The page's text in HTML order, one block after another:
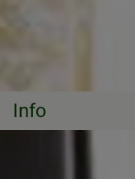
Info